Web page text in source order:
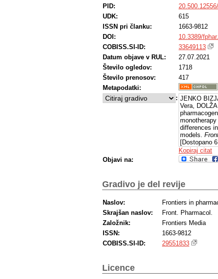
PID:
UDK:
615
ISSN pri članku:
1663-9812
DOI:
10.3389/
COBISS.SI-ID:
33649113
Datum objave v RUL:
27.07.2021
Število ogledov:
1718
Število prenosov:
417
Metapodatki:
: JENKO
Vera,
differences
models.
[Dostopano
s: https://
Kopiraj citat
Objavi na:
Gradivo je del revije
Naslov:
Frontiers in
Skrajšan naslov:
Front. Pharmacol.
Založnik:
Frontiers Media
ISSN:
1663-9812
COBISS.SI-ID:
29551833
Licence